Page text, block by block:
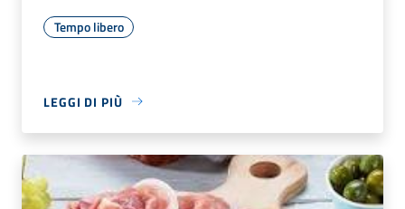
Tempo libero
LEGGI DI PIÙ